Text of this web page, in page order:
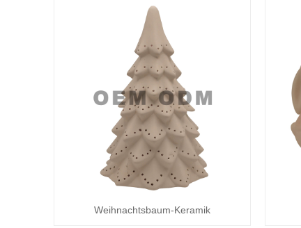
Weihnachtsbaum-Keramik